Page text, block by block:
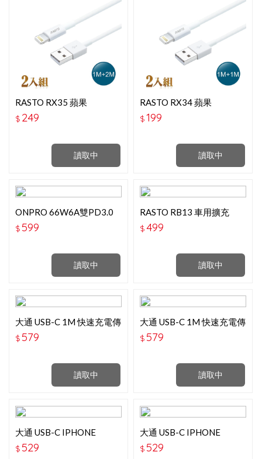
讀取中
RASTO RX35 蘋果
LIGHTNING 充電傳輸線雙
入組1M＋2M
$ 249
讀取中
RASTO RX34 蘋果
LIGHTNING 充電傳輸線雙
入組1M＋1M
$199
讀取中
ONPRO 66W6A雙PD3.0
急速車充 黑
$ 599
讀取中
RASTO RB13 車用擴充
54W+PD+雙QC3.0快速充
電器
$499
讀取中
大通 USB-C 1M 快速充電傳
輸線 太空灰
$ 579
讀取中
大通 USB-C 1M 快速充電傳
輸線 玫瑰粉
$ 579
大通 USB-C IPHONE
0.25M 快速充電傳輸線 太
空灰
$ 529
大通 USB-C IPHONE
0.25M快速充電傳輸線 玫瑰
粉
$ 529